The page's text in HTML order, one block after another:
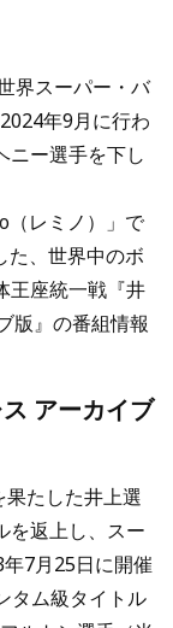
界スーパー・バ
年9月に行わ
ニー選手を下し
（レミノ）」で
た、世界中のボ
王座統一戦『井
版』の番組情報
アーカイブ
たした井上選
を返上し、スー
7月25日に開催
タム級タイトル